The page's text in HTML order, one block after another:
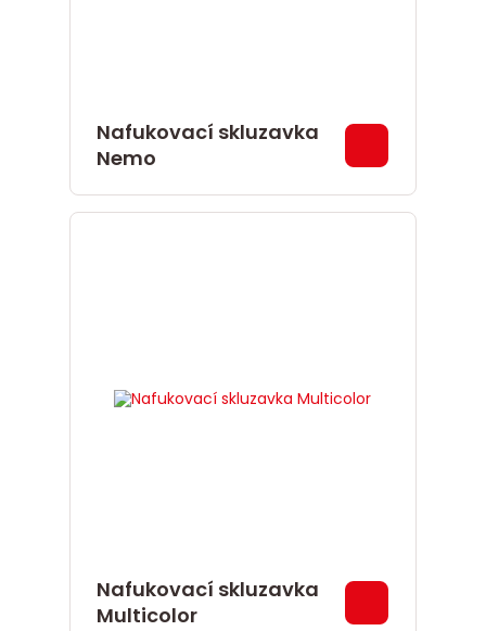
Nafukovací skluzavka
Nemo
Nafukovací skluzavka
Multicolor